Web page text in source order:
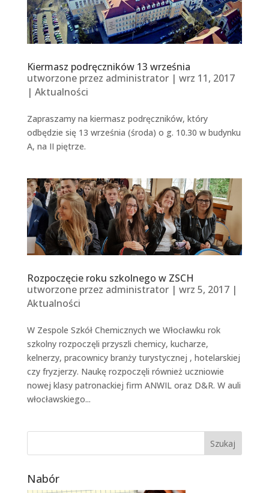
Kiermasz podręczników 13 września
utworzone przez administrator| wrz 11, 2017
| Aktualności
Zapraszamy na kiermasz podręczników, który
odbędzie się 13 września (środa) o g. 10.30 w budynku
A, na II piętrze.
Rozpoczęcie roku szkolnego w ZSCH
utworzone przez administrator| wrz 5, 2017|
Aktualności
W Zespole Szkół Chemicznych we Włocławku rok
szkolny rozpoczęli przyszli chemicy, kucharze,
kelnerzy, pracownicy branży turystycznej , hotelarskiej
czy fryzjerzy. Naukę rozpoczęli również uczniowie
nowej klasy patronackiej firm ANWIL oraz D&R. W auli
włocławskiego...
Nabór